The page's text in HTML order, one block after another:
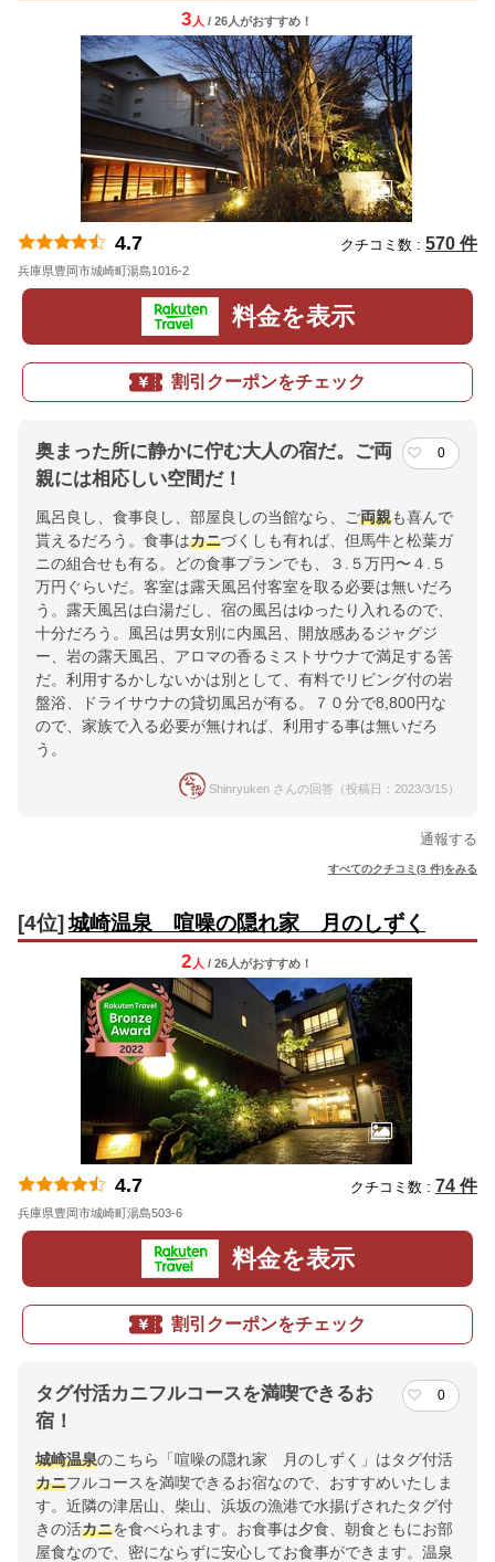
3 人 / 26人がおすすめ！
4.7 クチコミ数 : 570 件
兵庫県豊岡市城崎町湯島1016-2
料金を表示
割引クーポンをチェック
奥まった所に静かに佇む大人の宿だ。ご両
親には相応しい空間だ！
0
風呂良し、食事良し、部屋良しの当館なら、ご両親も喜んで
貰えるだろう。食事はカニづくしも有れば、但馬牛と松葉ガ
ニの組合せも有る。どの食事プランでも、３.５万円〜４.５
万円ぐらいだ。客室は露天風呂付客室を取る必要は無いだろ
う。露天風呂は白湯だし、宿の風呂はゆったり入れるので、
十分だろう。風呂は男女別に内風呂、開放感あるジャグジ
ー、岩の露天風呂、アロマの香るミストサウナで満足する筈
だ。利用するかしないかは別として、有料でリビング付の岩
盤浴、ドライサウナの貸切風呂が有る。７０分で8,800円な
ので、家族で入る必要が無ければ、利用する事は無いだろ
う。
Shinryuken さんの回答（投稿日：2023/3/15）
通報する
すべてのクチコミ(3 件)をみる
[4位] 城崎温泉 喧噪の隠れ家 月のしずく
2 人 / 26人がおすすめ！
4.7 クチコミ数 : 74 件
兵庫県豊岡市城崎町湯島503-6
料金を表示
割引クーポンをチェック
タグ付活カニフルコースを満喫できるお
宿！
0
城崎温泉のこちら「喧噪の隠れ家 月のしずく」はタグ付活
カニフルコースを満喫できるお宿なので、おすすめいたしま
す。近隣の津居山、柴山、浜坂の漁港で水揚げされたタグ付
きの活カニを食べられます。お食事は夕食、朝食ともにお部
屋食なので、密にならずに安心してお食事ができます。温泉